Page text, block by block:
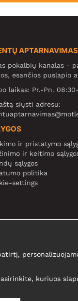
APTARNAVIMAS
pokalbių kanalas -
esančios puslapio
laikas: Pr.-Pn.
siųsti adresu:
ir pristatymo
ir keitimo
sąlygos
politika
settings
kuriuos